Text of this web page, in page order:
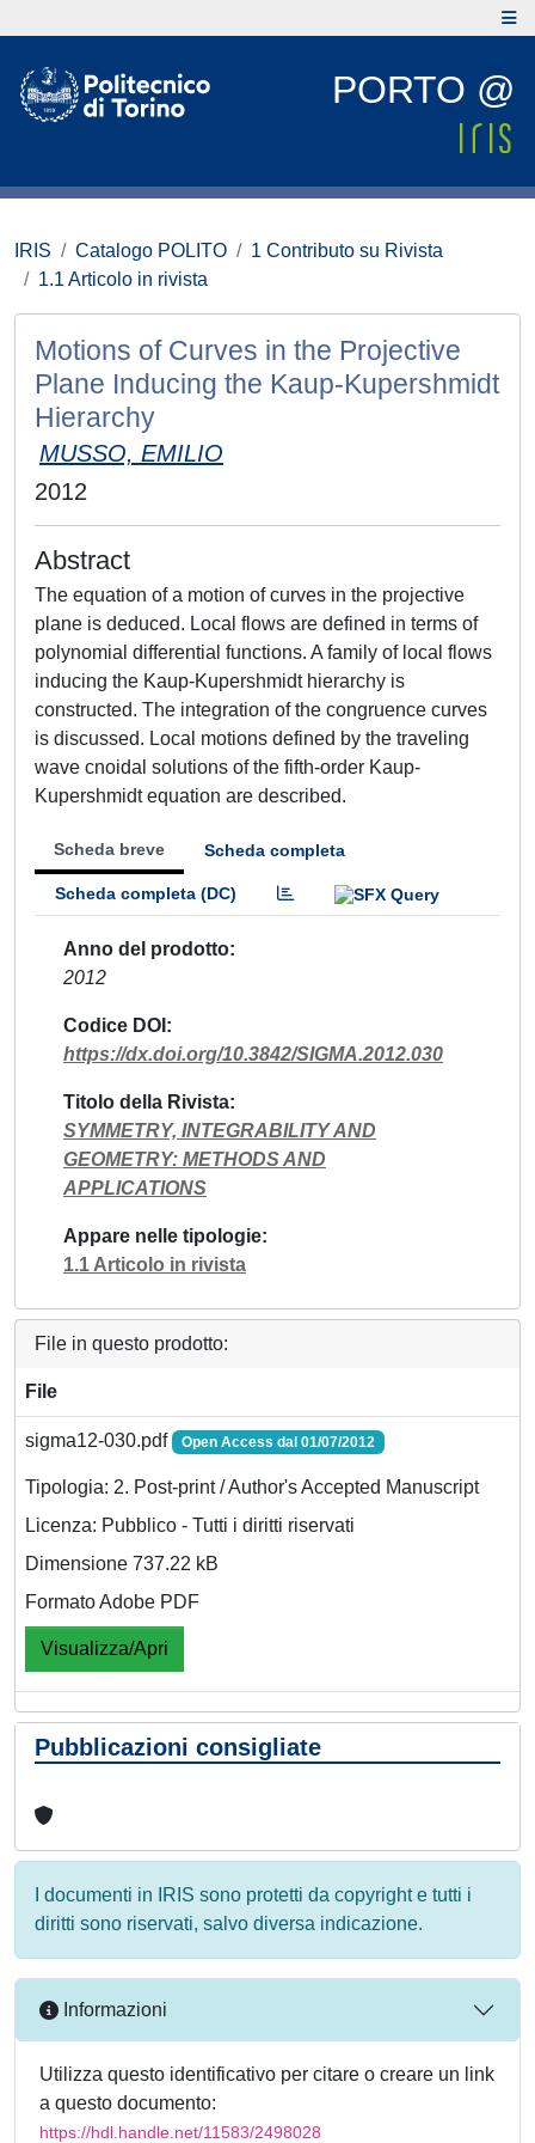
PORTO @
IRIS Catalogo POLITO
1 Contributo su Rivista
1.1 Articolo in rivista
Motions of Curves in the Projective
Plane Inducing the Kaup-Kupershmidt
Hierarchy
MUSSO, EMILIO
2012
Abstract
The equation of a motion of curves in the projective
plane is deduced. Local flows are defined in terms of
polynomial differential functions. A family of local flows
inducing the Kaup-Kupershmidt hierarchy is
constructed. The integration of the congruence curves
is discussed. Local motions defined by the traveling
wave cnoidal solutions of the fifth-order Kaup-
Kupershmidt equation are described.
Scheda breve Scheda completa
Scheda completa (DC)
Anno del prodotto
2012
Codice DOI
https://dx.doi.org/10.3842/SIGMA.2012.030
Titolo della Rivista
SYMMETRY, INTEGRABILITY AND
GEOMETRY: METHODS AND
APPLICATIONS
Appare nelle tipologie
1.1 Articolo in rivista
File in questo prodotto:
File
sigma12-030.pdf Open Access dal 01/07/2012
Tipologia: 2. Post-print / Author's Accepted Manuscript
Licenza: Pubblico - Tutti i diritti riservati
Dimensione 737.22 kB
Formato Adobe PDF
Visualizza/Apri
Pubblicazioni consigliate
I documenti in IRIS sono protetti da copyright e tutti i
diritti sono riservati, salvo diversa indicazione.
Informazioni
Utilizza questo identificativo per citare o creare un link
a questo documento:
https://hdl.handle.net/11583/2498028